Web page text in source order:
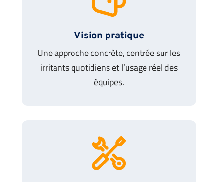
Vision pratique
Une approche concrète, centrée sur les
irritants quotidiens et l’usage réel des
équipes.